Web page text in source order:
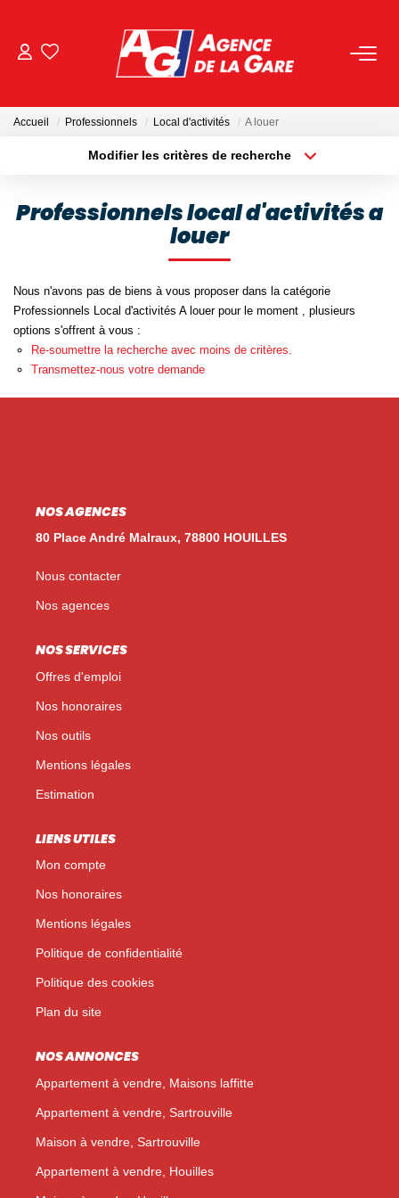
NOS AGENCES
Toutes Les Agences
Nous Rejoindre
EN ES
Accueil Professionnels Local d'activités A louer
Modifier les critères de recherche
Budget max
Professionnels local d'activités a
louer
Nous n'avons pas de biens à vous proposer dans la catégorie
Professionnels Local d'activités A louer pour le moment , plusieurs
options s'offrent à vous :
Re-soumettre la recherche avec moins de critères.
Transmettez-nous votre demande
NOS AGENCES
80 Place André Malraux, 78800 HOUILLES
Nous contacter
Nos agences
NOS SERVICES
Offres d'emploi
Nos honoraires
Nos outils
Mentions légales
Estimation
LIENS UTILES
Mon compte
Nos honoraires
Mentions légales
Politique de confidentialité
Politique des cookies
Plan du site
NOS ANNONCES
Appartement à vendre, Maisons laffitte
Appartement à vendre, Sartrouville
Maison à vendre, Sartrouville
Appartement à vendre, Houilles